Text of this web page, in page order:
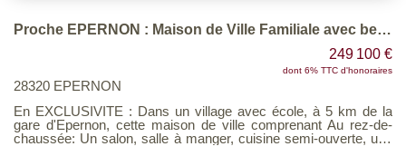
permettant de rejoindre Paris facilement. Voir page 10 du
Proche EPERNON : Maison de Ville Familiale avec beau potentiel
249 100 €
dont 6% TTC d'honoraires
28320 EPERNON
En EXCLUSIVITE : Dans un village avec école, à 5 km de la
gare d'Epernon, cette maison de ville comprenant Au rez-de-
chaussée: Un salon, salle à manger, cuisine semi-ouverte, une